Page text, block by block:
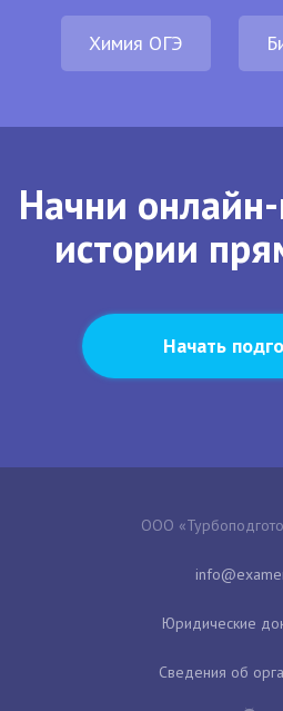
Химия ОГЭ
Начни
истории
Начать
ООО
Юридические
Сведения об